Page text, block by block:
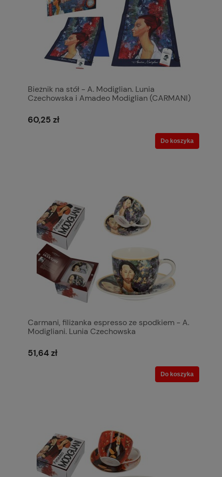
Bieżnik na stół - A. Modiglian. Lunia
Czechowska i Amadeo Modiglian (CARMANI)
60,25 zł
Do koszyka
Carmani, filiżanka espresso ze spodkiem - A.
Modigliani. Lunia Czechowska
51,64 zł
Do koszyka